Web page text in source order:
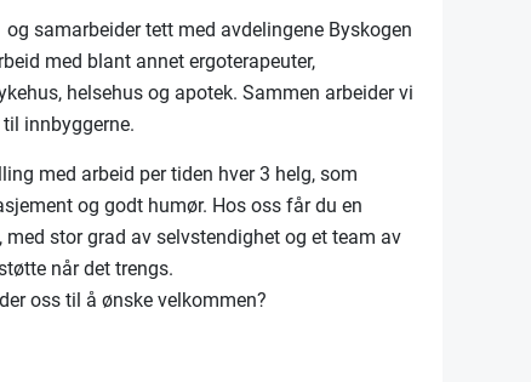
samarbeider tett med avdelingene Byskogen
med blant annet ergoterapeuter,
helsehus og apotek. Sammen arbeider vi
innbyggerne.
med arbeid per tiden hver 3 helg, som
og godt humør. Hos oss får du en
stor grad av selvstendighet og et team av
når det trengs.
oss til å ønske velkommen?